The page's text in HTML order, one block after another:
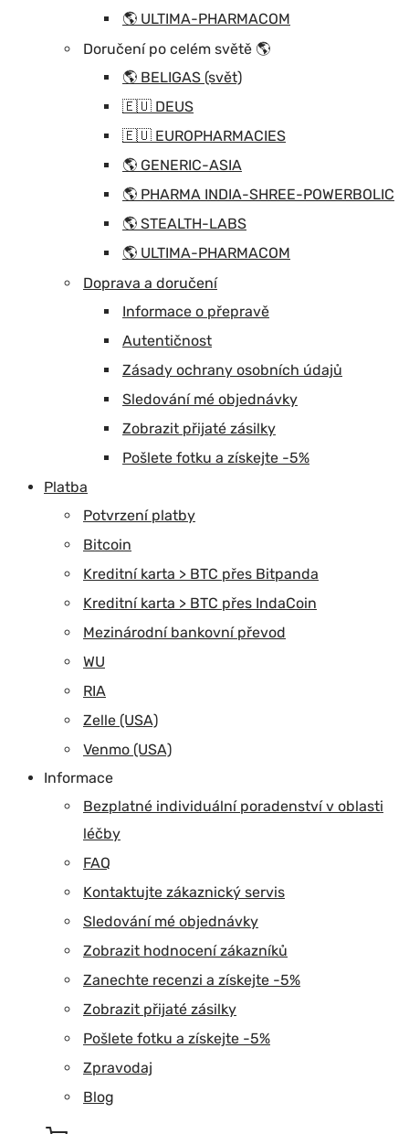
🌎 ULTIMA-PHARMACOM
Doručení po celém světě 🌎
🌎 BELIGAS (svět)
🇪🇺 DEUS
🇪🇺 EUROPHARMACIES
🌎 GENERIC-ASIA
🌎 PHARMA INDIA-SHREE-POWERBOLIC
🌎 STEALTH-LABS
🌎 ULTIMA-PHARMACOM
Doprava a doručení
Informace o přepravě
Autentičnost
Zásady ochrany osobních údajů
Sledování mé objednávky
Zobrazit přijaté zásilky
Pošlete fotku a získejte -5%
Platba
Potvrzení platby
Bitcoin
Kreditní karta > BTC přes Bitpanda
Kreditní karta > BTC přes IndaCoin
Mezinárodní bankovní převod
WU
RIA
Zelle (USA)
Venmo (USA)
Informace
Bezplatné individuální poradenství v oblasti
léčby
FAQ
Kontaktujte zákaznický servis
Sledování mé objednávky
Zobrazit hodnocení zákazníků
Zanechte recenzi a získejte -5%
Zobrazit přijaté zásilky
Pošlete fotku a získejte -5%
Zpravodaj
Blog